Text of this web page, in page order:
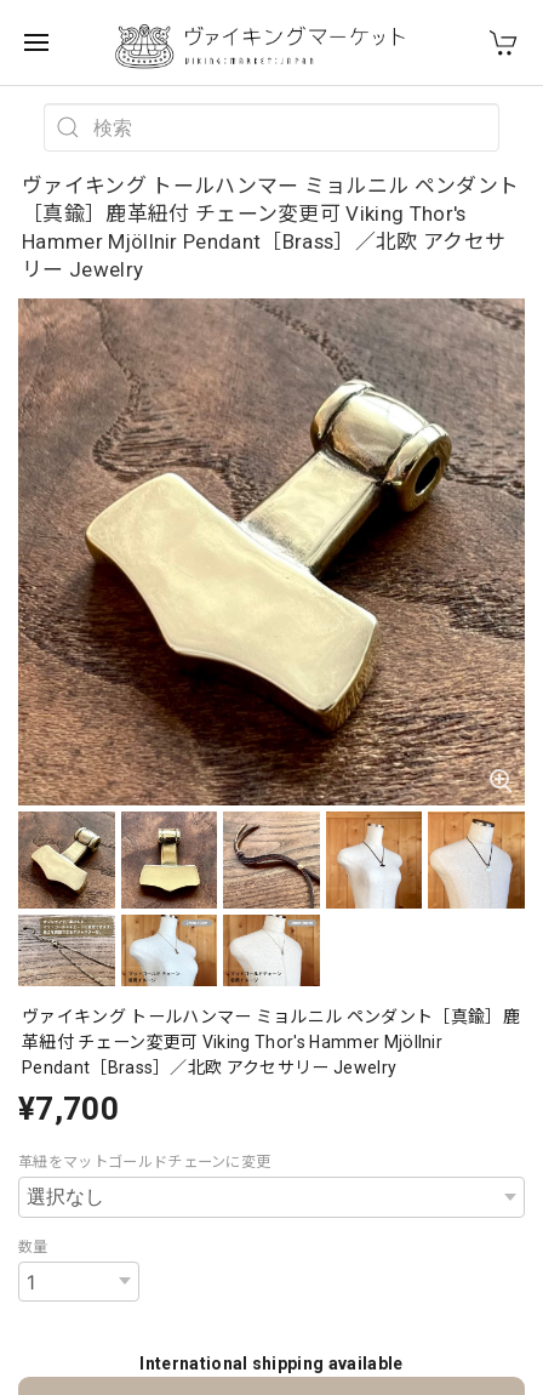
ヴァイキング トールハンマー ミョルニル ペンダント
［真鍮］鹿革紐付 チェーン変更可 Viking Thor's
Hammer Mjöllnir Pendant［Brass］／北欧 アクセサ
リー Jewelry
ヴァイキング トールハンマー ミョルニル ペンダント［真鍮］鹿
革紐付 チェーン変更可 Viking Thor's Hammer Mjöllnir
Pendant［Brass］／北欧 アクセサリー Jewelry
¥7,700
革紐をマットゴールドチェーンに変更
数量
International shipping available